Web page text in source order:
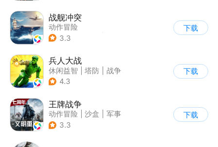
战舰冲突
动作冒险
| 第三人称射击
3.3
下载
兵人大战
休闲益智 塔防
战争
| 文字游戏
4.3
下载
王牌战争
动作冒险 沙盒
军事
| 开放世界
3.3
下载